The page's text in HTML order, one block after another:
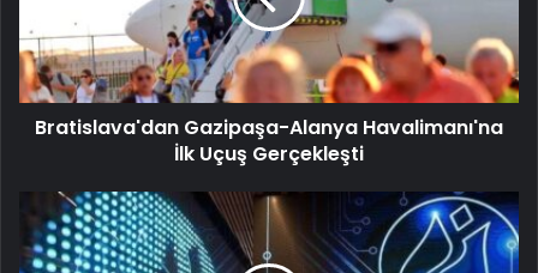
Bratislava'dan Gazipaşa-Alanya Havalimanı'na
İlk Uçuş Gerçekleşti